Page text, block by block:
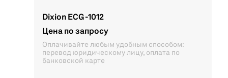
Dixion ECG -1012
Цена по запросу
Оплачивайте любым удобным способом:
перевод юридическому лицу, оплата по
банковской карте